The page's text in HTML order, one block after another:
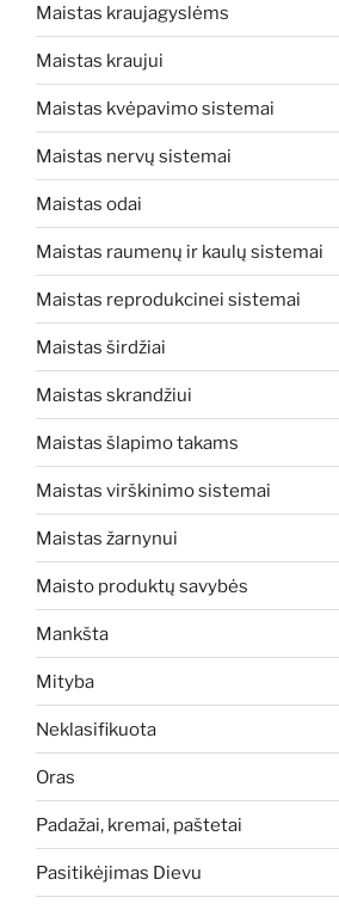
Maistas kraujagyslėms
Maistas kraujui
Maistas kvėpavimo sistemai
Maistas nervų sistemai
Maistas odai
Maistas raumenų ir kaulų sistemai
Maistas reprodukcinei sistemai
Maistas širdžiai
Maistas skrandžiui
Maistas šlapimo takams
Maistas virškinimo sistemai
Maistas žarnynui
Maisto produktų savybės
Mankšta
Mityba
Neklasifikuota
Oras
Padažai, kremai, paštetai
Pasitikėjimas Dievu